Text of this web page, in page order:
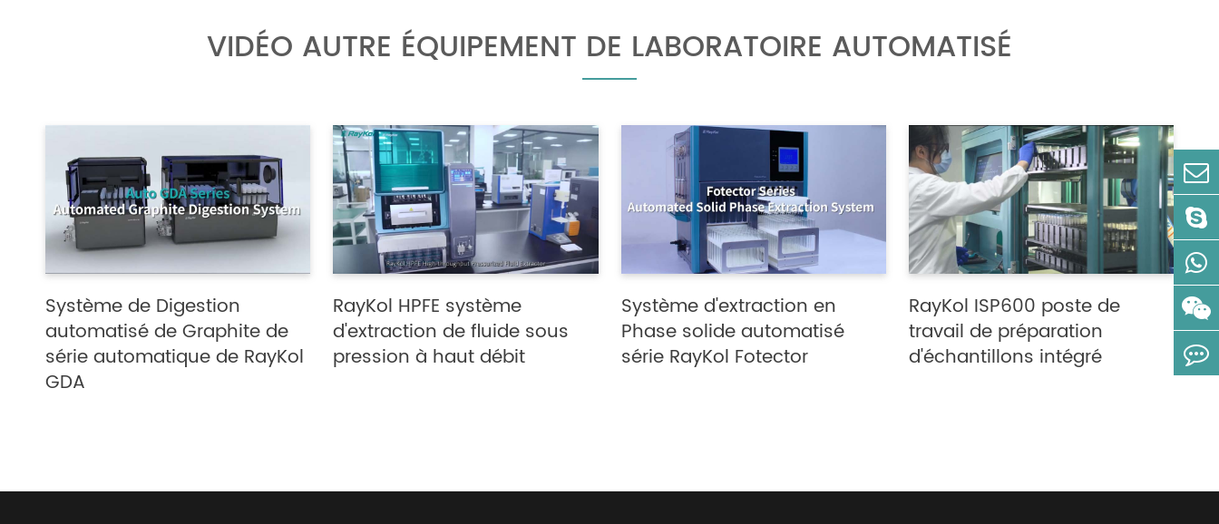
VIDÉO AUTRE ÉQUIPEMENT DE LABORATOIRE AUTOMATISÉ
Système de Digestion
automatisé de Graphite de
série automatique de RayKol
GDA
RayKol HPFE système
d'extraction de fluide sous
pression à haut débit
Système d'extraction en
Phase solide automatisé
série RayKol Fotector
RayKol ISP600 poste de
travail de préparation
d'échantillons intégré